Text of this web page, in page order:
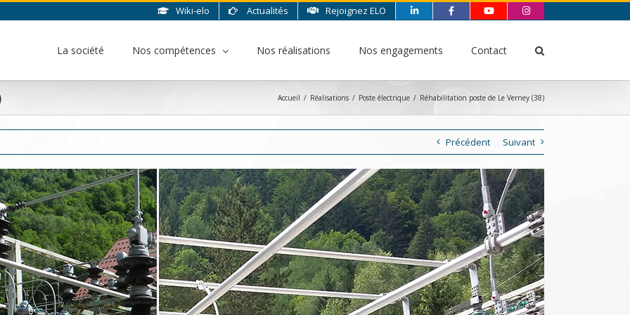
Wiki-elo Actualités Rejoignez ELO
La société Nos compétences Nos réalisations Nos engagements Contact
Accueil / Réalisations / Poste électrique / Réhabilitation poste de Le Verney (38)
Précédent Suivant